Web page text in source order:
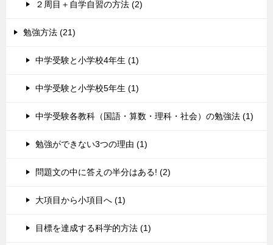
２周目＋自学自習の方法 (2)
勉強方法 (21)
中学受験と小学校4年生 (1)
中学受験と小学校5年生 (1)
中学受験各教科（国語・算数・理科・社会）の勉強法 (1)
勉強ができない3つの理由 (1)
問題文の中に答えの半分はある! (2)
大項目から小項目へ (1)
目標を達成する科学的方法 (1)